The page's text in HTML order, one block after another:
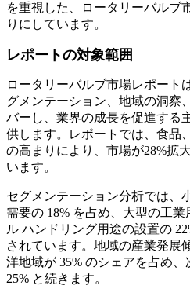
を重視した、ロータリーバルブ
りにしています。
レポートの対象範囲
ロータリーバルブ市場レポート
グメンテーション、地域の洞察
バーし、業界の成長を促進する
供します。レポートでは、食品
の高まりにより、市場が28%拡
います。
セグメンテーション分析では、
需要の 18% を占め、大型の工
ル ハンドリング用途の設置の
されています。地域の産業発展
洋地域が 35% のシェアを占め
25% と続きます。